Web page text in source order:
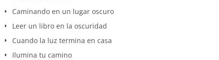
Caminando en un lugar oscuro
Leer un libro en la oscuridad
Cuando la luz termina en casa
Ilumina tu camino